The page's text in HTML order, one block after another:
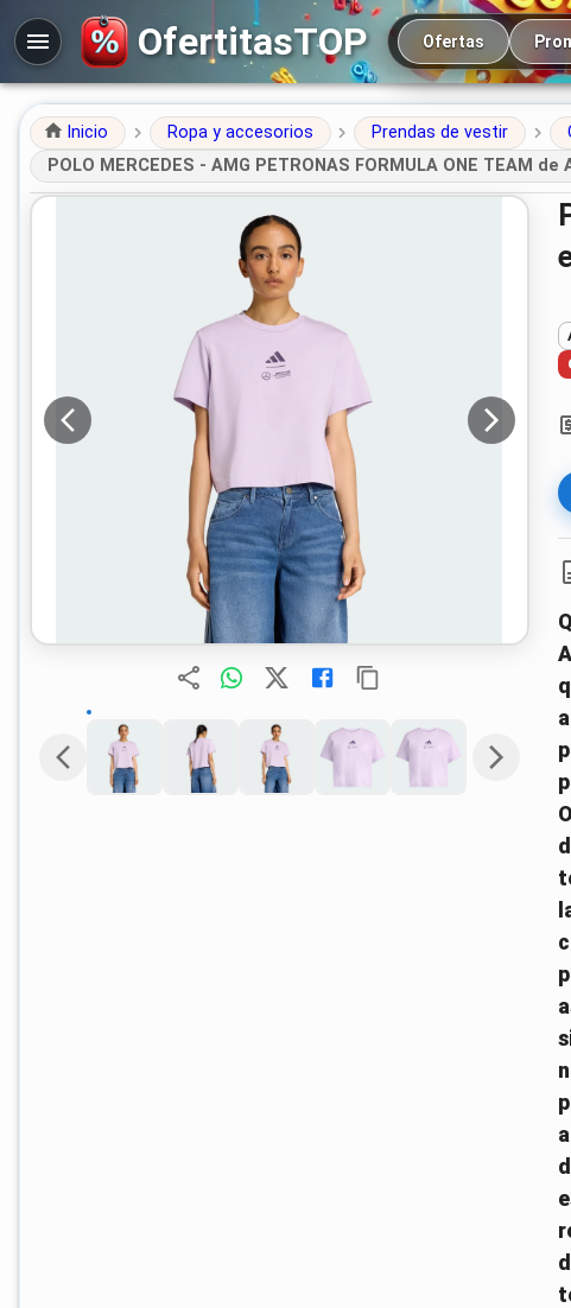
OfertitasTOP Navegación principal
Ofertas
Inicio Ropa y accesorios Prendas de vestir
POLO MERCEDES - AMG PETRONAS FORMULA ONE TEAM
POLO MERCEDES -